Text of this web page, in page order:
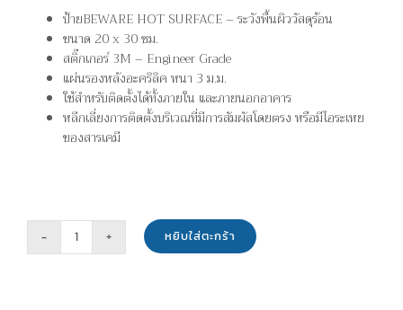
ป้ายBEWARE HOT SURFACE – ระวังพื้นผิววัสดุร้อน
ขนาด 20 x 30 ซม.
สติ๊กเกอร์ 3M – Engineer Grade
แผ่นรองหลังอะคริลิค หนา 3 ม.ม.
ใช้สำหรับติดตั้งได้ทั้งภายใน และภายนอกอาคาร
หลีกเลี่ยงการติดตั้งบริเวณที่มีการสัมผัสโดยตรง หรือมีไอระเหย
ของสารเคมี
จำนวน
หยิบใส่ตะกร้า